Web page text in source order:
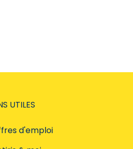
UTILES
d'emploi